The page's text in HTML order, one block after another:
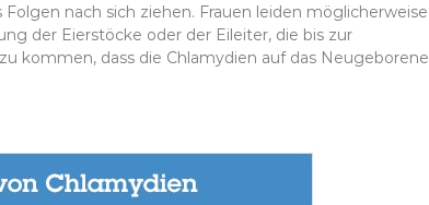
nach sich ziehen. Frauen leiden möglicherweise
der Eierstöcke oder der Eileiter, die bis zur
kommen, dass die Chlamydien auf das Neugeborene